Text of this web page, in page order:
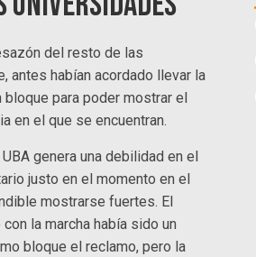
del resto de las
antes habían acordado llevar la
para poder mostrar el
en el que se encuentran.
genera una debilidad en el
justo en el momento en el
mostrarse fuertes. El
la marcha había sido un
bloque el reclamo, pero la